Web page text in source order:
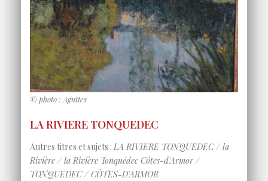
© photo : Aguttes
LA RIVIERE TONQUEDEC
Autres titres et sujets : LA RIVIERE TONQUEDEC / la
Rivière / la Rivière Tonquédec Côtes-d'Armor /
TONQUEDEC / CÔTES-D'ARMOR